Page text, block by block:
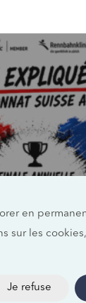
historique
Swiss
en
sur les
Je refuse